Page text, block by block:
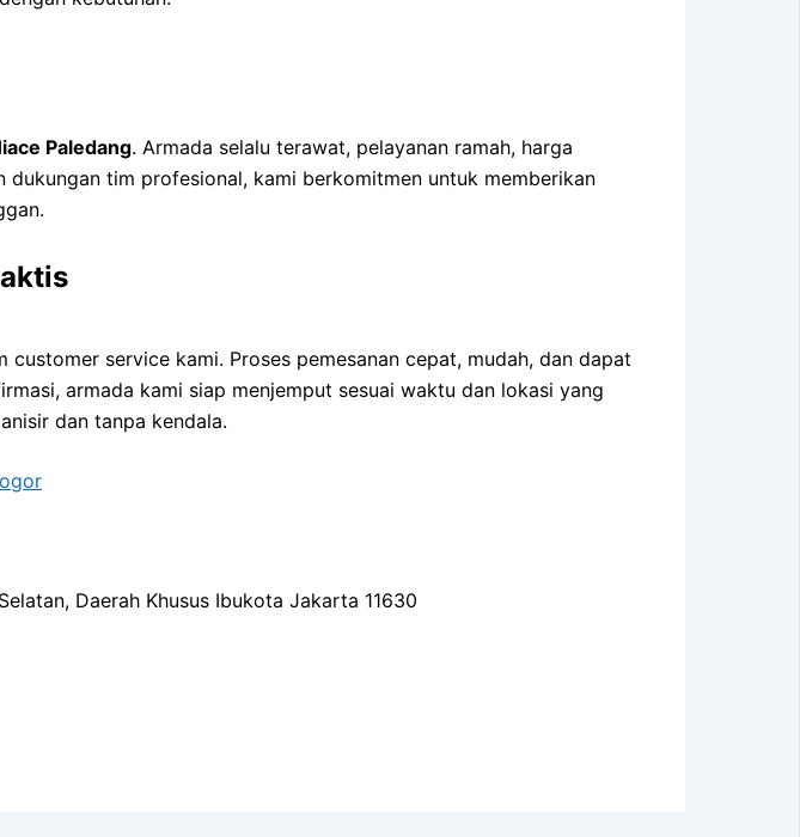
Paledang. Armada selalu terawat, pelayanan ramah, harga
dukungan tim profesional, kami berkomitmen untuk memberikan
customer service kami. Proses pemesanan cepat, mudah, dan dapat
armada kami siap menjemput sesuai waktu dan lokasi yang
dan tanpa kendala.
Daerah Khusus Ibukota Jakarta 11630